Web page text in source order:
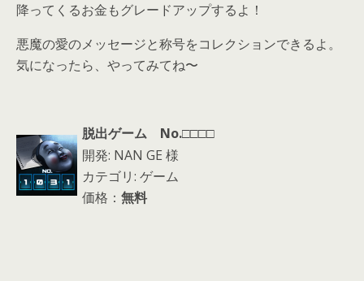
降ってくるお金もグレードアップするよ！
悪魔の愛のメッセージと称号をコレクションできるよ。
気になったら、やってみてね〜
脱出ゲーム No.□□□□
開発: NAN GE 様
カテゴリ: ゲーム
価格： 無料